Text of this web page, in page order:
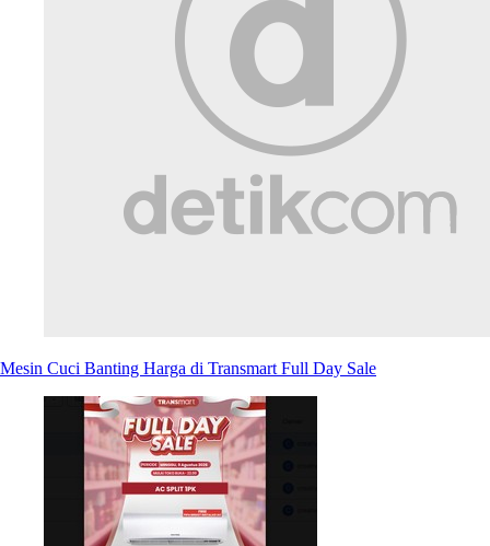
Mesin Cuci Banting Harga di Transmart Full Day Sale